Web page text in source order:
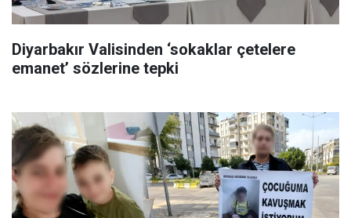
Diyarbakır Valisinden ‘sokaklar çetelere
emanet’ sözlerine tepki